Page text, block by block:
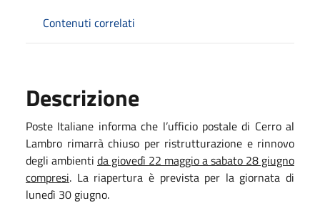
Contenuti correlati
Descrizione
Poste Italiane informa che l’ufficio postale di Cerro al
Lambro rimarrà chiuso per ristrutturazione e rinnovo
degli ambienti da giovedì 22 maggio a sabato 28 giugno
compresi. La riapertura è prevista per la giornata di
lunedì 30 giugno.